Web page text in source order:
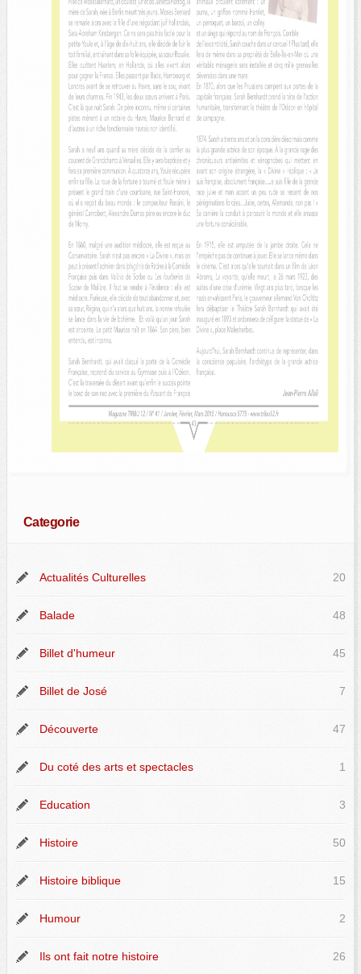
Categorie
Actualités Culturelles 20
Balade 48
Billet d'humeur 45
Billet de José 7
Découverte 47
Du coté des arts et spectacles 1
Education 3
Histoire 50
Histoire biblique 15
Humour 2
Ils ont fait notre histoire 26